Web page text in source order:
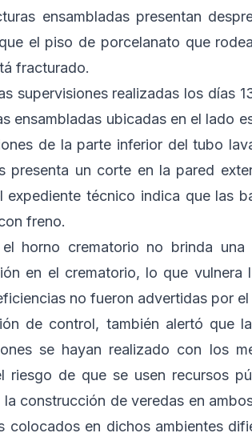
ensambladas presentan
el piso de porcelanato que
fracturado.
supervisiones realizadas los días
ensambladas ubicadas en el lado
de la parte inferior del tubo
presenta un corte en la pared
expediente técnico indica que las
freno.
el horno crematorio no brinda
en el crematorio, lo que
no fueron advertidas por
de control, también alertó que
se hayan realizado con los
riesgo de que se usen recursos
la construcción de veredas en
colocados en dichos ambientes